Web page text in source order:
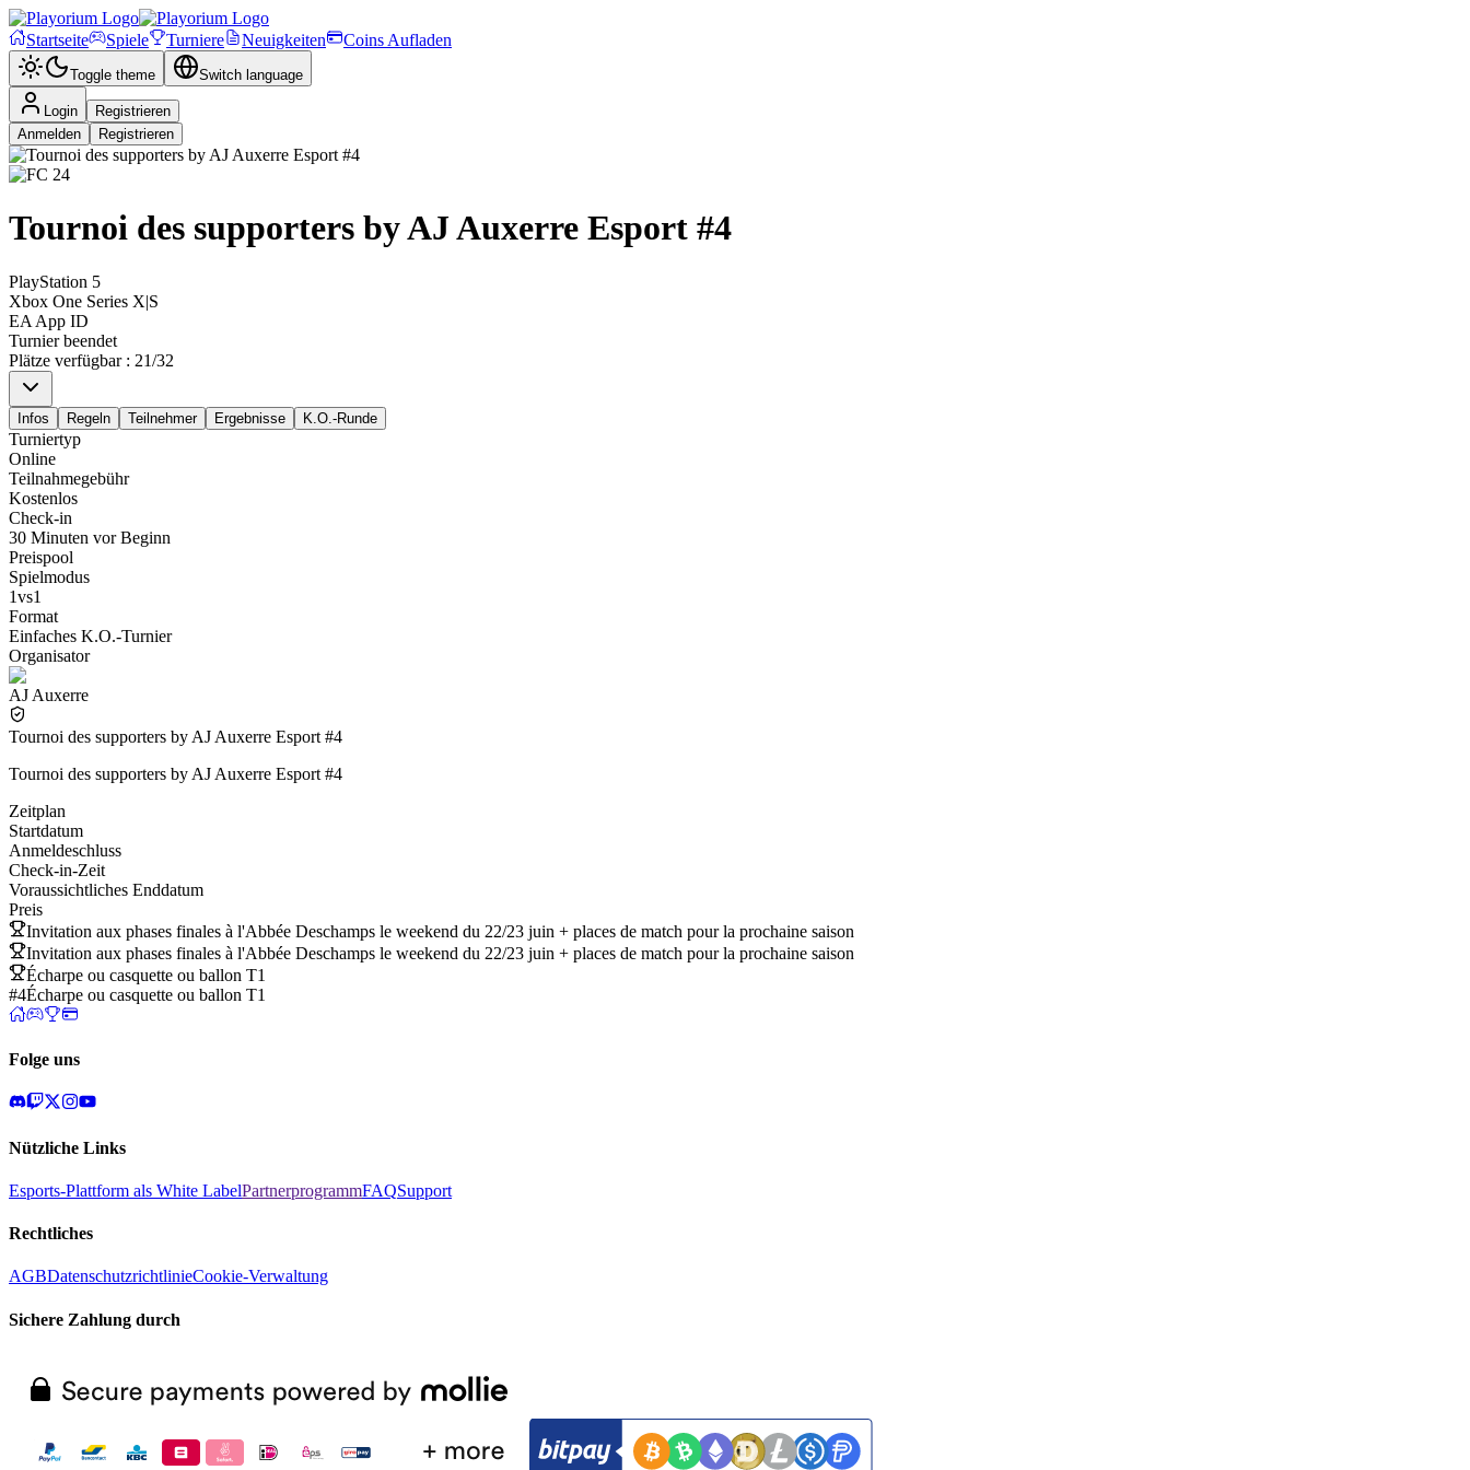
Startseite Spiele Turniere Neuigkeiten Coins Aufladen
Toggle theme Switch language
Login
Registrieren
Anmelden
Registrieren
Tournoi des supporters by AJ Auxerre Esport #4
PlayStation 5
Xbox One Series X|S
EA App ID
Turnier beendet
Plätze verfügbar: 21/32
Infos Regeln Teilnehmer Ergebnisse K.O.-Runde
Turniertyp
Online
Teilnahmegebühr
Kostenlos
Check-in
30 Minuten vor Beginn
Preispool
Spielmodus
1vs1
Format
Einfaches K.O.-Turnier
Organisator
AJ Auxerre
Tournoi des supporters by AJ Auxerre Esport #4
Tournoi des supporters by AJ Auxerre Esport #4
Zeitplan
Startdatum
Anmeldeschluss
Check-in-Zeit
Voraussichtliches Enddatum
Preis
Invitation aux phases finales à l'Abbée Deschamps le weekend du 22/23 juin + places de match pour la prochaine saison
Invitation aux phases finales à l'Abbée Deschamps le weekend du 22/23 juin + places de match pour la prochaine saison
Écharpe ou casquette ou ballon T1
#4Écharpe ou casquette ou ballon T1
Folge uns
Nützliche Links
Esports-Plattform als White LabelPartnerprogrammFAQSupport
Rechtliches
AGBDatenschutzrichtlinieCookie-Verwaltung
Sichere Zahlung durch